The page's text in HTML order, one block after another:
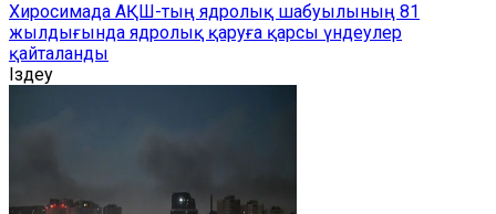
Хиросимада АҚШ-тың ядролық шабуылының 81
жылдығында ядролық қаруға қарсы үндеулер
қайталанды
Іздеу